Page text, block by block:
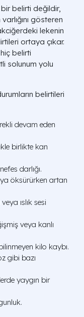
belirti değildir,
gösteren
lekenin
ortaya çıkar.
belirti
solunum yolu
belirtileri
devam eden
birlikte kan
darlığı.
öksürürken artan
veya ıslık sesi
veya kanlı
kilo kaybı.
gibi bazı
yaygın bir